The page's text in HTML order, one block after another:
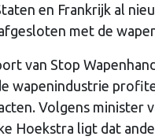
en Frankrijk al
met de
van Stop
wapenindustrie
Volgens minister
Hoekstra ligt dat